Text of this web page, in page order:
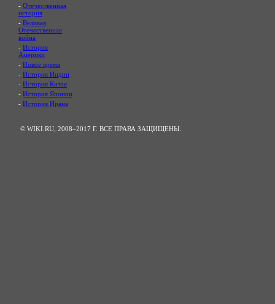
- Отечественная
история
- Великая
Отечественная
война
- История
Америки
- Новое время
- История Индии
- История Китая
- История Японии
- История Ирана
© WIKI.RU, 2008–2017 Г. ВСЕ ПРАВА ЗАЩИЩЕНЫ.